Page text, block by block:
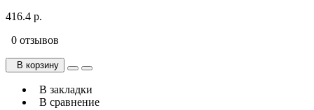
416.4 р.
0 отзывов
В корзину
В закладки
В сравнение